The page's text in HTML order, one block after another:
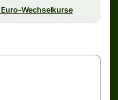
Wechselkurse